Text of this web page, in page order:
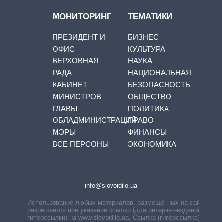
МОНИТОРИНГ
ПРЕЗИДЕНТ И
ОФИС
ВЕРХОВНАЯ
РАДА
КАБИНЕТ
МИНИСТРОВ
ГЛАВЫ
ОБЛАДМИНИСТРАЦИЙ
МЭРЫ
ВСЕ ПЕРСОНЫ
ТЕМАТИКИ
БИЗНЕС
КУЛЬТУРА
НАУКА
НАЦИОНАЛЬНАЯ
БЕЗОПАСНОСТЬ
ОБЩЕСТВО
ПОЛИТИКА
ПРАВО
ФИНАНСЫ
ЭКОНОМИКА
info@slovoidilo.ua
Использование любых материалов, размещённых на сайте,
разрешается при указании ссылки (для интернет-изданий —
гиперссылки) на www.slovoidilo.ua. Ссылка (гиперссылка)